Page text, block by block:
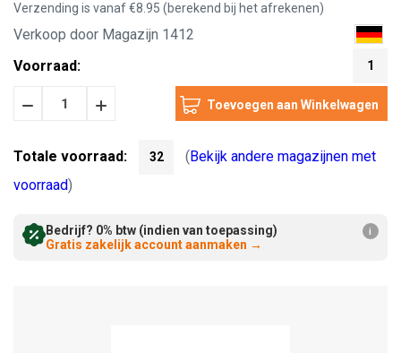
Verzending is vanaf €8.95 (berekend bij het afrekenen)
Verkoop door Magazijn 1412
Voorraad:
1
HoeveelheidHoeveelheid
Totale voorraad: 32 ( Bekijk andere magazijnen met
voorraad)
Bedrijf? 0% btw (indien van toepassing)
Gratis zakelijk account aanmaken →
i